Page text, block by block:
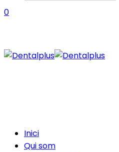
0
Inici
Qui som